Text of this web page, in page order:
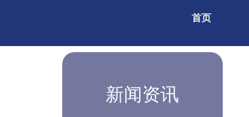
首页
新闻资讯